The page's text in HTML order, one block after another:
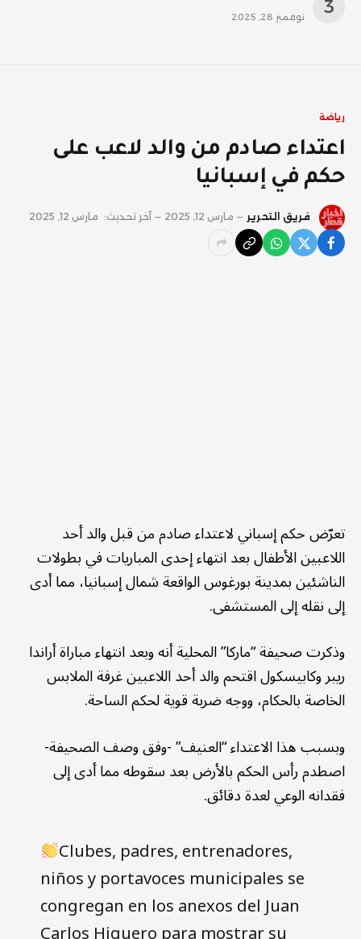
نوفمبر 28, 2025
رياضة
اعتداء صادم من والد لاعب على
حكم في إسبانيا
فريق التحرير مارس 12, 2025 آخر تحديث: مارس 12, 2025
تعرّض حكم إسباني لاعتداء صادم من قبل والد أحد
اللاعبين الأطفال بعد انتهاء إحدى المباريات في بطولات
الناشئين بمدينة بورغوس الواقعة شمال إسبانيا، مما أدى
إلى نقله إلى المستشفى.
وذكرت صحيفة “ماركا” المحلية أنه وبعد انتهاء مباراة أراندا
ريبر وكابيسكول اقتحم والد أحد اللاعبين غرفة الملابس
الخاصة بالحكام، ووجه ضربة قوية لحكم الساحة.
وبسبب هذا الاعتداء “العنيف” -وفق وصف الصحيفة-
اصطدم رأس الحكم بالأرض بعد سقوطه مما أدى إلى
فقدانه الوعي لعدة دقائق.
Clubes, padres, entrenadores,
niños y portavoces municipales se
congregan en los anexos del Juan